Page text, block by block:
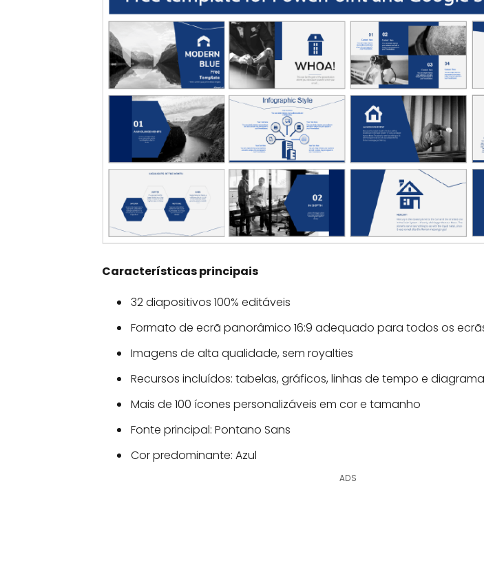
Características principais
32 diapositivos 100% editáveis
Formato de ecrã panorâmico 16:9 adequado para todos os
Imagens de alta qualidade, sem royalties
Recursos incluídos: tabelas, gráficos, linhas de tempo e
Mais de 100 ícones personalizáveis em cor e tamanho
Fonte principal: Pontano Sans
Cor predominante: Azul
ADS